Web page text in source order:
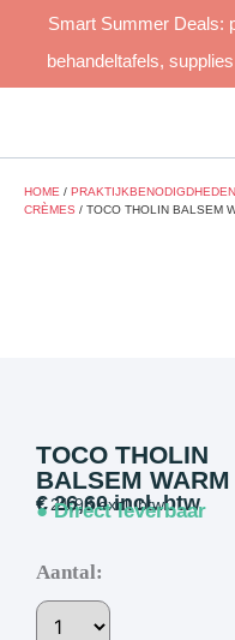
Smart Summer Deals:
behandeltafels,
HOME / PRAKTIJKBENODIGDHEDEN
CRÈMES / TOCO THOLIN BALSEM
TOCO THOLIN
BALSEM
€26,60incl. btw
€21,98excl. btw
● Direct leverbaar
Aantal: